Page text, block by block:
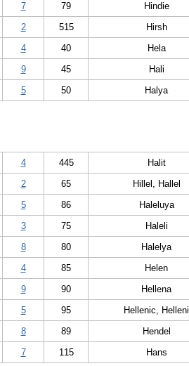
Hindie
79
7
Hirsh
515
2
Hela
40
4
Hali
45
9
Halya
50
5
Halit
445
4
Hillel, Hallel
65
2
Haleluya
86
5
Haleli
75
3
Halelya
80
8
Helen
85
4
Hellena
90
9
Hellenic, Helleni
95
5
Hendel
89
8
Hans
115
7